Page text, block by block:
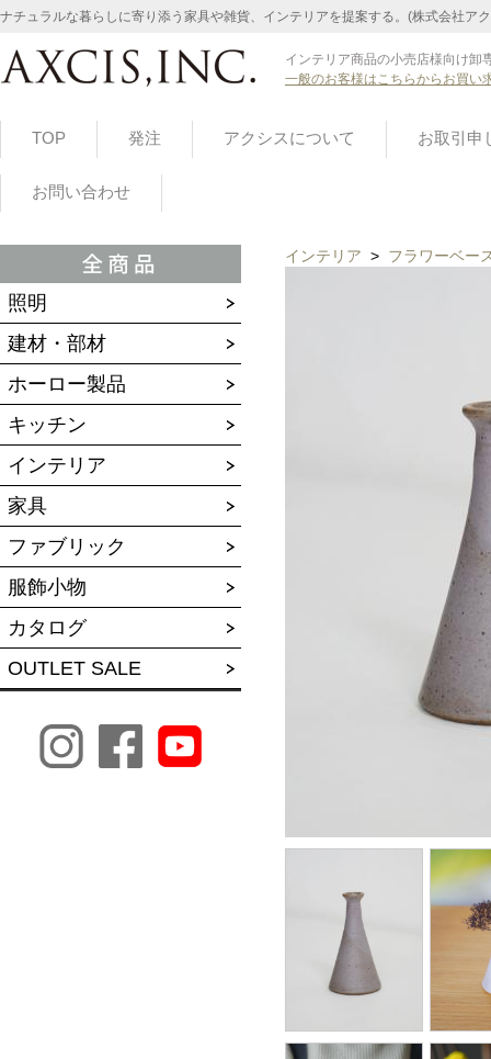
ナチュラルな暮らしに寄り添う家具や雑貨、インテリアを提案する。(株式会社ア
インテリア商品の小売店様向け卸
一般のお客様はこちらからお買い
TOP 発注 アクシスについて お取引申
お問い合わせ
照明
建材・部材
ホーロー製品
キッチン
インテリア
家具
ファブリック
服飾小物
カタログ
OUTLET SALE
インテリア > フラワーベー